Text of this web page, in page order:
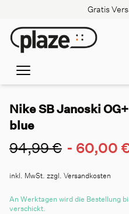
Gratis
Nike SB Janoski
blue
94,99 € - 60,00
inkl. MwSt. zzgl. Versandkosten
An Werktagen wird die Bestellung
verschickt.